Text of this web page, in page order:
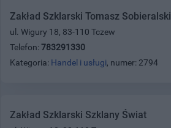
Zakład Szklarski Tomasz Sobieralski
ul. Wigury 18, 83-110 Tczew
Telefon: 783291330
Kategoria: Handel i usługi, numer: 2794
Zakład Szklarski Szklany Świat